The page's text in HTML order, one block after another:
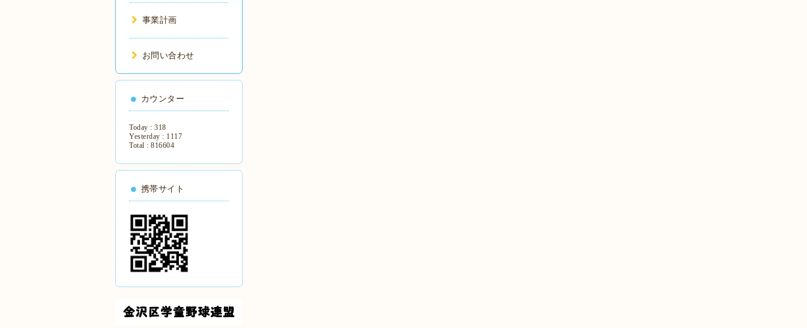
事業計画
お問い合わせ
カウンター
Today : 318
Yesterday : 1117
Total : 816604
携帯サイト